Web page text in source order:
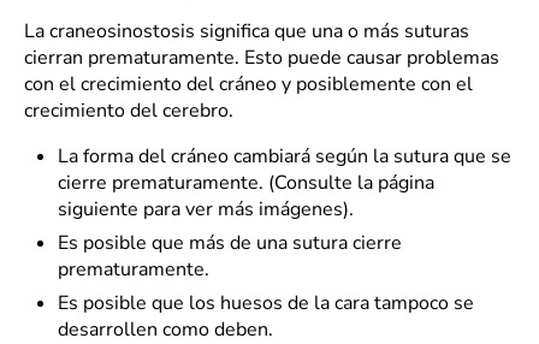
La craneosinostosis significa que una o más suturas
cierran prematuramente. Esto puede causar problemas
con el crecimiento del cráneo y posiblemente con el
crecimiento del cerebro.
La forma del cráneo cambiará según la sutura que se
cierre prematuramente. (Consulte la página
siguiente para ver más imágenes).
Es posible que más de una sutura cierre
prematuramente.
Es posible que los huesos de la cara tampoco se
desarrollen como deben.